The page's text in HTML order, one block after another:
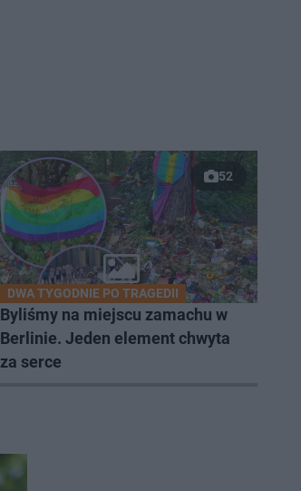
52
DWA TYGODNIE PO TRAGEDII
Byliśmy na miejscu zamachu w
Berlinie. Jeden element chwyta
za serce